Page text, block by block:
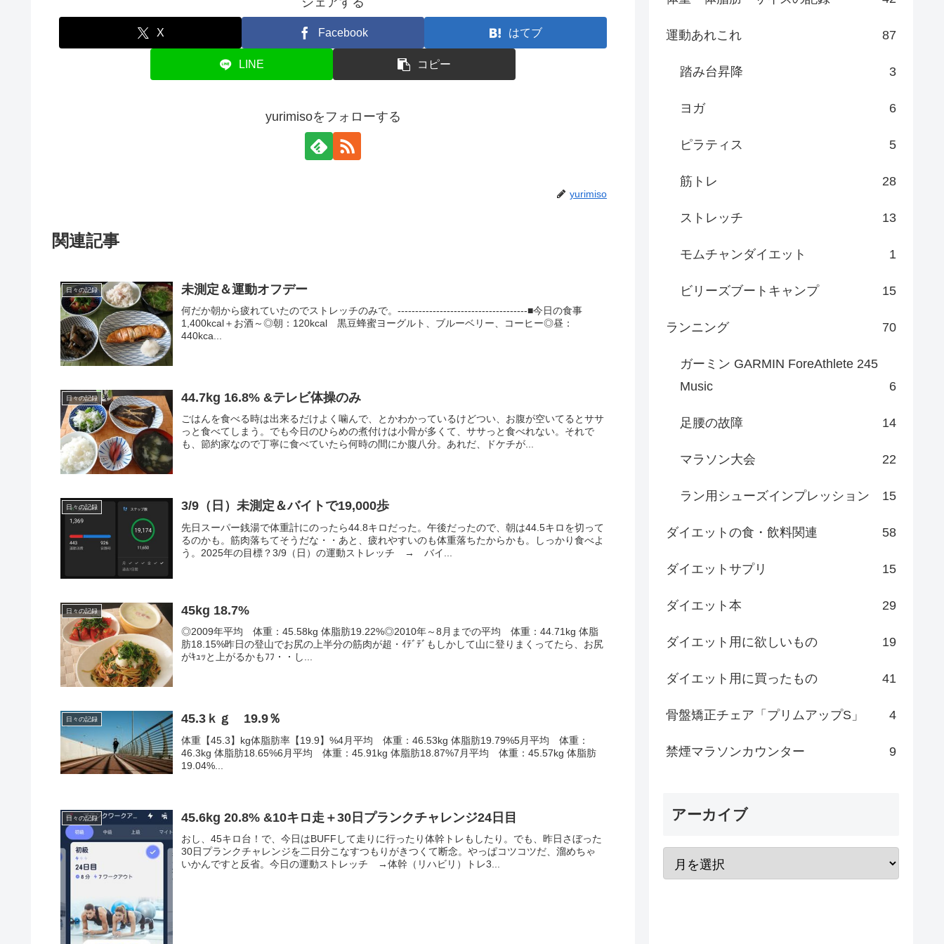
X Facebook はてブ
LINE コピー
yurimisoをフォローする
yurimiso
関連記事
日々の記録 未測定＆運動オフデー
何だか朝から疲れていたのでストレッチのみで。-------------------------------------■今日の食事
1,400kcal＋お酒～◎朝：120kcal 黒豆蜂蜜ヨーグルト、ブルーベリー、コーヒー◎昼：
440kca...
日々の記録 44.7kg 16.8% &テレビ体操のみ
ごはんを食べる時は出来るだけよく噛んで、とかわかっているけどつい、お腹が空いてるとササ
っと食べてしまう。でも今日のひらめの煮付けは小骨が多くて、ササっと食べれない。それで
も、節約家なので丁寧に食べていたら何時の間にか腹八分。あれだ、ドケチが...
日々の記録 3/9（日）未測定＆バイトで19,000歩
先日スーパー銭湯で体重計にのったら44.8キロだった。午後だったので、朝は44.5キロを切って
るのかも。筋肉落ちてそうだな・・あと、疲れやすいのも体重落ちたからかも。しっかり食べよ
う。2025年の目標？3/9（日）の運動ストレッチ → バイ...
日々の記録 45kg 18.7%
◎2009年平均 体重：45.58kg 体脂肪19.22%◎2010年～8月までの平均 体重：44.71kg 体脂
肪18.15%昨日の登山でお尻の上半分の筋肉が超・ｲﾃﾞﾃﾞもしかして山に登りまくってたら、お尻
がｷｭｯと上がるかもﾌﾌ・・し...
日々の記録 45.3ｋｇ 19.9％
体重【45.3】kg体脂肪率【19.9】%4月平均 体重：46.53kg 体脂肪19.79%5月平均 体重：
46.3kg 体脂肪18.65%6月平均 体重：45.91kg 体脂肪18.87%7月平均 体重：45.57kg 体脂肪
19.04%...
日々の記録 45.6kg 20.8% &10キロ走＋30日プランクチャレンジ24日目
おし、45キロ台！で、今日はBUFFして走りに行ったり体幹トレもしたり。でも、昨日さぼった
30日プランクチャレンジを二日分こなすつもりがきつくて断念。やっぱコツコツだ、溜めちゃ
いかんですと反省。今日の運動ストレッチ →体幹（リハビリ）トレ3...
運動あれこれ 87
踏み台昇降 3
ヨガ 6
ピラティス 5
筋トレ 28
ストレッチ 13
モムチャンダイエット 1
ビリーズブートキャンプ 15
ランニング 70
ガーミン GARMIN ForeAthlete 245
Music
6
足腰の故障 14
マラソン大会 22
ラン用シューズインプレッション 15
ダイエットの食・飲料関連 58
ダイエットサプリ 15
ダイエット本 29
ダイエット用に欲しいもの 19
ダイエット用に買ったもの 41
骨盤矯正チェア「プリムアップS」 4
禁煙マラソンカウンター 9
アーカイブ